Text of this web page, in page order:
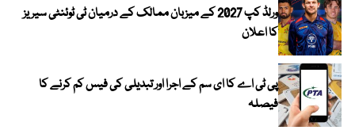
ورلڈ کپ 2027 کے میزبان ممالک کے درمیان ٹی ٹوئنٹی سیریز
کا اعلان
پی ٹی اے کا ای سم کے اجرا اور تبدیلی کی فیس کم کرنے کا
فیصلہ